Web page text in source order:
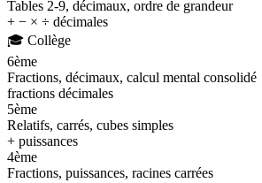
Tables 2-9, décimaux, ordre de grandeur
+ − × ÷ décimales
🎓 Collège
6ème
Fractions, décimaux, calcul mental consolidé
fractions décimales
5ème
Relatifs, carrés, cubes simples
+ puissances
4ème
Fractions, puissances, racines carrées